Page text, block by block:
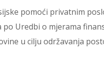
pomoći privatnim
po Uredbi o mjerama
u cilju održavanja